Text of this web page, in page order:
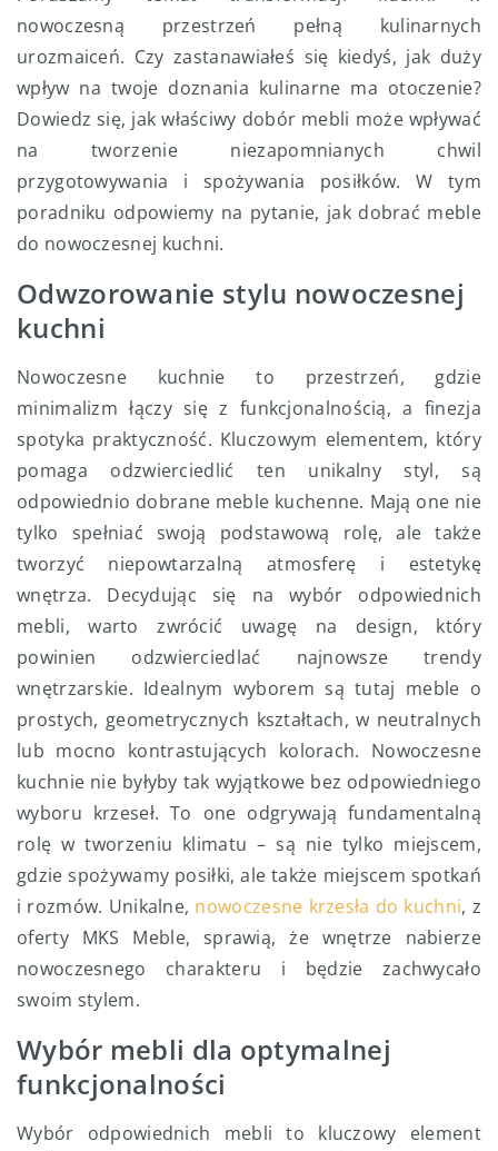
nowoczesną przestrzeń pełną kulinarnych
urozmaiceń. Czy zastanawiałeś się kiedyś, jak duży
wpływ na twoje doznania kulinarne ma otoczenie?
Dowiedz się, jak właściwy dobór mebli może wpływać
na tworzenie niezapomnianych chwil
przygotowywania i spożywania posiłków. W tym
poradniku odpowiemy na pytanie, jak dobrać meble
do nowoczesnej kuchni.
Odwzorowanie stylu nowoczesnej
kuchni
Nowoczesne kuchnie to przestrzeń, gdzie
minimalizm łączy się z funkcjonalnością, a finezja
spotyka praktyczność. Kluczowym elementem, który
pomaga odzwierciedlić ten unikalny styl, są
odpowiednio dobrane meble kuchenne. Mają one nie
tylko spełniać swoją podstawową rolę, ale także
tworzyć niepowtarzalną atmosferę i estetykę
wnętrza. Decydując się na wybór odpowiednich
mebli, warto zwrócić uwagę na design, który
powinien odzwierciedlać najnowsze trendy
wnętrzarskie. Idealnym wyborem są tutaj meble o
prostych, geometrycznych kształtach, w neutralnych
lub mocno kontrastujących kolorach. Nowoczesne
kuchnie nie byłyby tak wyjątkowe bez odpowiedniego
wyboru krzeseł. To one odgrywają fundamentalną
rolę w tworzeniu klimatu – są nie tylko miejscem,
gdzie spożywamy posiłki, ale także miejscem spotkań
i rozmów. Unikalne, nowoczesne krzesła do kuchni, z
oferty MKS Meble, sprawią, że wnętrze nabierze
nowoczesnego charakteru i będzie zachwycało
swoim stylem.
Wybór mebli dla optymalnej
funkcjonalności
Wybór odpowiednich mebli to kluczowy element